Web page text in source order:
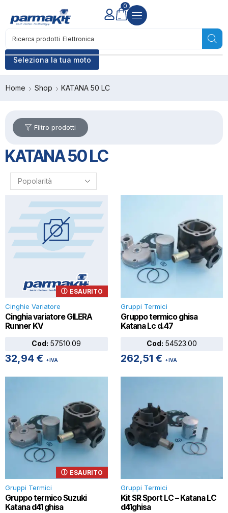
Seleziona la tua moto
Ricerca prodotti Accensione
0
Home Shop KATANA 50 LC
Filtro prodotti
KATANA 50 LC
Cinghie Variatore
Cinghia variatore GILERA
Runner KV
Cod: 57510.09
32,94 € +IVA
ESAURITO
Gruppi Termici
Gruppo termico ghisa
Katana Lc d.47
Cod: 54523.00
262,51 € +IVA
Gruppi Termici
Gruppo termico Suzuki
Katana d41 ghisa
ESAURITO
Gruppi Termici
Kit SR Sport LC – Katana LC
d41ghisa